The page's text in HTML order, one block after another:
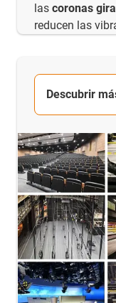
las coronas
reducen las
Descubrir